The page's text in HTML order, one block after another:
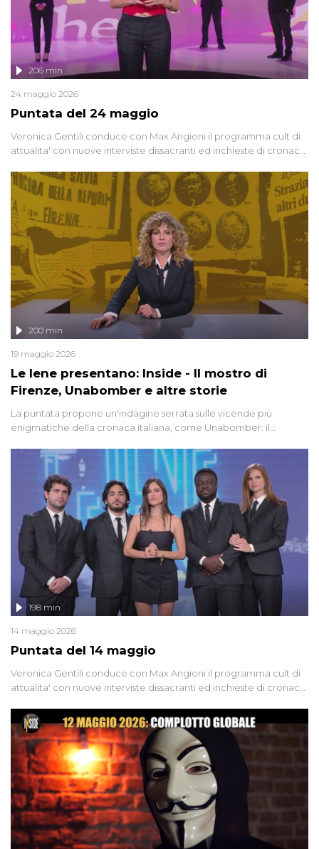
Puntata del 24 maggio
206 min
24 maggio 2026
Veronica Gentili conduce con Max Angioni il programma cult di
attualita' con nuove interviste dissacranti ed inchieste di cronaca
Le Iene presentano: Inside - Il mostro di
Firenze, Unabomber e altre storie
200 min
19 maggio 2026
La puntata propone un'indagine serrata sulle vicende più
enigmatiche della cronaca italiana, come Unabomber: il
'90 e il 2000 che, inquietantemente, potrebbe essere ancora in
libertà. Lo speciale affronta inoltre le zone d'ombra sul Mostro di
Firenze, le cui responsabilità appaiono ancora oggi avvolte in un
groviglio di dubbi mai chiariti. Nel corso dello speciale anche
l'intervista inedita a Olindo Romano, realizzata ne...
Puntata del 14 maggio
198 min
14 maggio 2026
Veronica Gentili conduce con Max Angioni il programma cult di
attualita' con nuove interviste dissacranti ed inchieste di cronaca